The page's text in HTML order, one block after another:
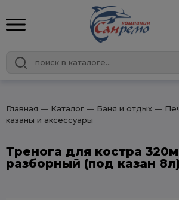
Главная ― Каталог ― Баня и отдых ―
казаны и аксессуары
Тренога для костра
разборный (под казан 8л)